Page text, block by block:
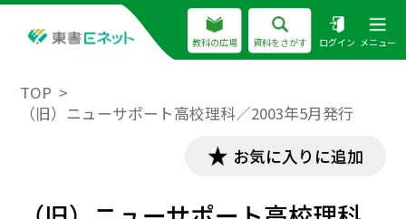
教科の広場 資料をさがす ログイン メニュー
TOP
（旧）ニューサポート高校理科／2003年5月発行
お気に入りに追加